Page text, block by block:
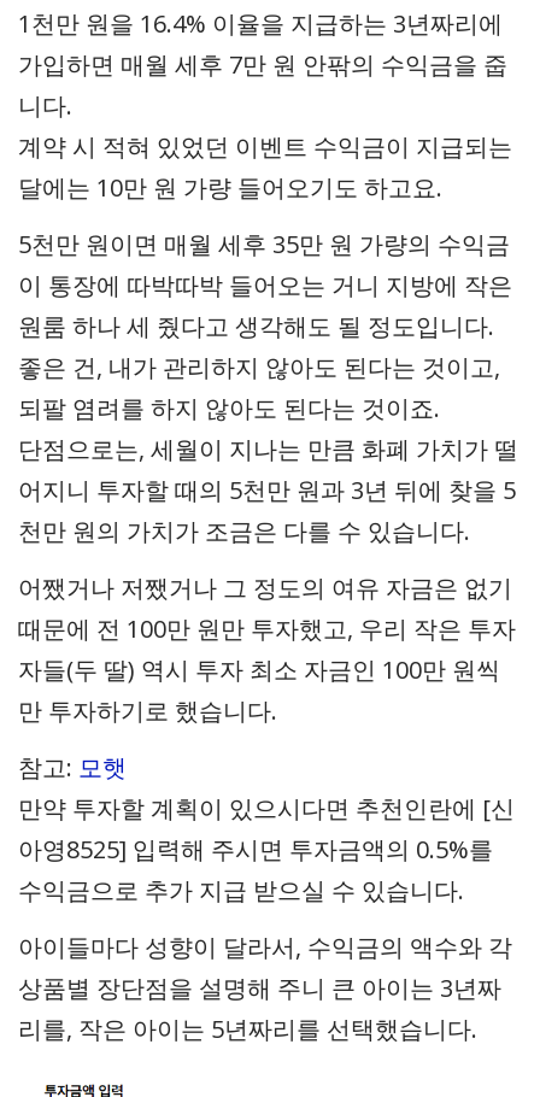
1천만 원을 16.4% 이율을 지급하는 3년짜리에
가입하면 매월 세후 7만 원 안팎의 수익금을 줍
니다.
계약 시 적혀 있었던 이벤트 수익금이 지급되는
달에는 10만 원 가량 들어오기도 하고요.
5천만 원이면 매월 세후 35만 원 가량의 수익금
이 통장에 따박따박 들어오는 거니 지방에 작은
원룸 하나 세 줬다고 생각해도 될 정도입니다.
좋은 건, 내가 관리하지 않아도 된다는 것이고,
되팔 염려를 하지 않아도 된다는 것이죠.
단점으로는, 세월이 지나는 만큼 화폐 가치가 떨
어지니 투자할 때의 5천만 원과 3년 뒤에 찾을 5
천만 원의 가치가 조금은 다를 수 있습니다.
어쨌거나 저쨌거나 그 정도의 여유 자금은 없기
때문에 전 100만 원만 투자했고, 우리 작은 투자
자들(두 딸) 역시 투자 최소 자금인 100만 원씩
만 투자하기로 했습니다.
참고: 모햇
만약 투자할 계획이 있으시다면 추천인란에 [신
아영8525] 입력해 주시면 투자금액의 0.5%를
수익금으로 추가 지급 받으실 수 있습니다.
아이들마다 성향이 달라서, 수익금의 액수와 각
상품별 장단점을 설명해 주니 큰 아이는 3년짜
리를, 작은 아이는 5년짜리를 선택했습니다.